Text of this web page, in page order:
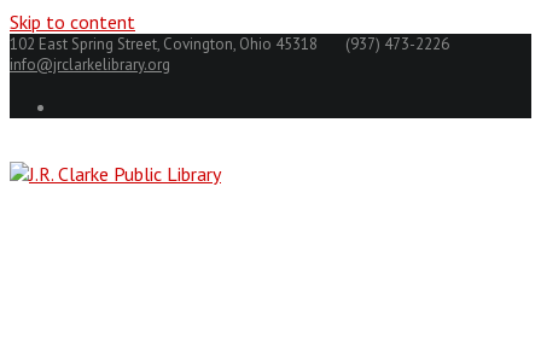
Skip to content
102 East Spring Street, Covington, Ohio 45318
(937) 473-2226
info@jrclarkelibrary.org